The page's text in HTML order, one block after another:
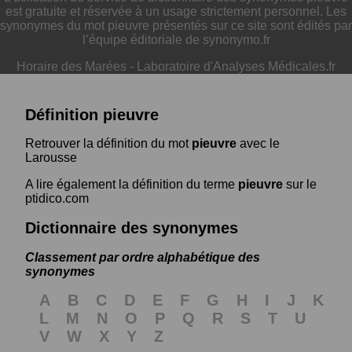
est gratuite et réservée à un usage strictement personnel. Les
synonymes du mot pieuvre présentés sur ce site sont édités par
l’équipe éditoriale de synonymo.fr
Horaire des Marées - Laboratoire d'Analyses Médicales.fr
Définition pieuvre
Retrouver la définition du mot pieuvre avec le
Larousse
A lire également la définition du terme pieuvre sur le
ptidico.com
Dictionnaire des synonymes
Classement par ordre alphabétique des
synonymes
A B C D E F G H I J
K
L
M N O P Q R S T
U
V
W X Y Z